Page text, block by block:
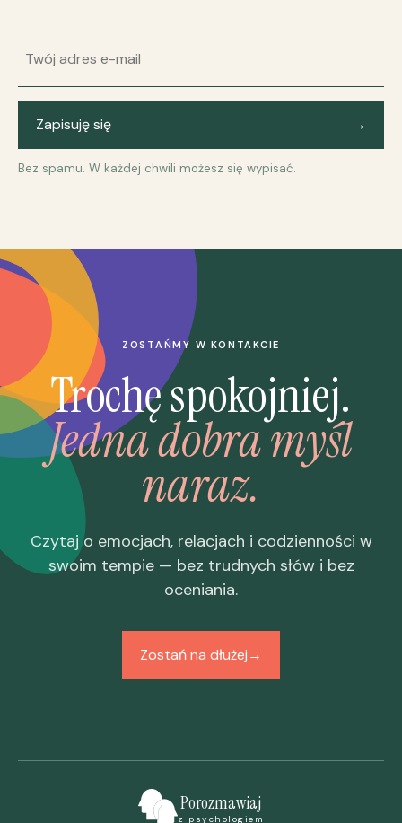
Zapisuję się →
Bez spamu. W każdej chwili możesz się wypisać.
ZOSTAŃMY W KONTAKCIE
Trochę spokojniej.
Jedna dobra myśl
naraz.
Czytaj o emocjach, relacjach i codzienności w
swoim tempie — bez trudnych słów i bez
oceniania.
Zostań na dłużej→
Porozmawiaj
z psychologiem